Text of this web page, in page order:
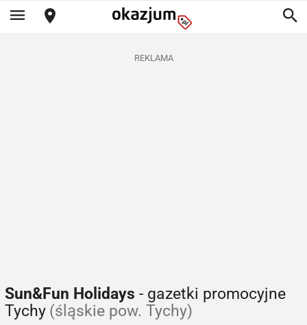
REKLAMA
Sun&Fun Holidays - gazetki promocyjne
Tychy (śląskie pow. Tychy)